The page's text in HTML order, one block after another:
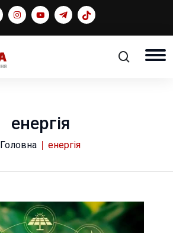
енергія
Головна енергія